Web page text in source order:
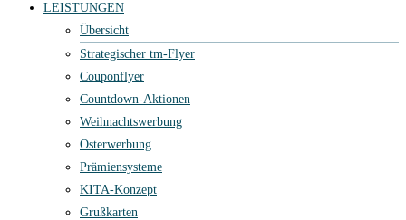
LEISTUNGEN
Übersicht
Strategischer tm-Flyer
Couponflyer
Countdown-Aktionen
Weihnachtswerbung
Osterwerbung
Prämiensysteme
KITA-Konzept
Grußkarten